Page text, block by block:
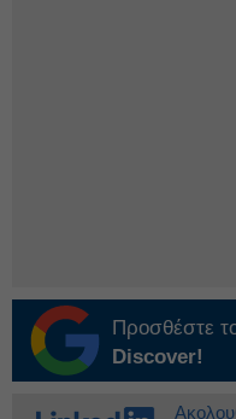
Προσθέστε
Discover!